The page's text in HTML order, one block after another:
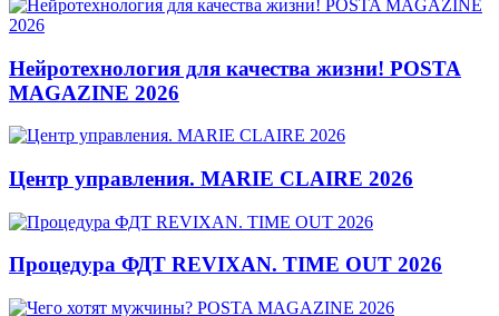
Нейротехнология для качества жизни! POSTA
MAGAZINE 2026
Центр управления. MARIE CLAIRE 2026
Процедура ФДТ REVIXAN. TIME OUT 2026